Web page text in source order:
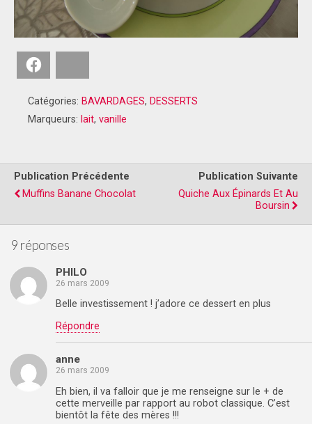
Catégories: BAVARDAGES, DESSERTS
Marqueurs: lait, vanille
Publication Précédente
Muffins Banane Chocolat
Publication Suivante
Quiche Aux Épinards Et Au
Boursin
9 réponses
PHILO
26 mars 2009
Belle investissement ! j’adore ce dessert en plus
Répondre
anne
26 mars 2009
Eh bien, il va falloir que je me renseigne sur le + de
cette merveille par rapport au robot classique. C’est
bientôt la fête des mères !!!